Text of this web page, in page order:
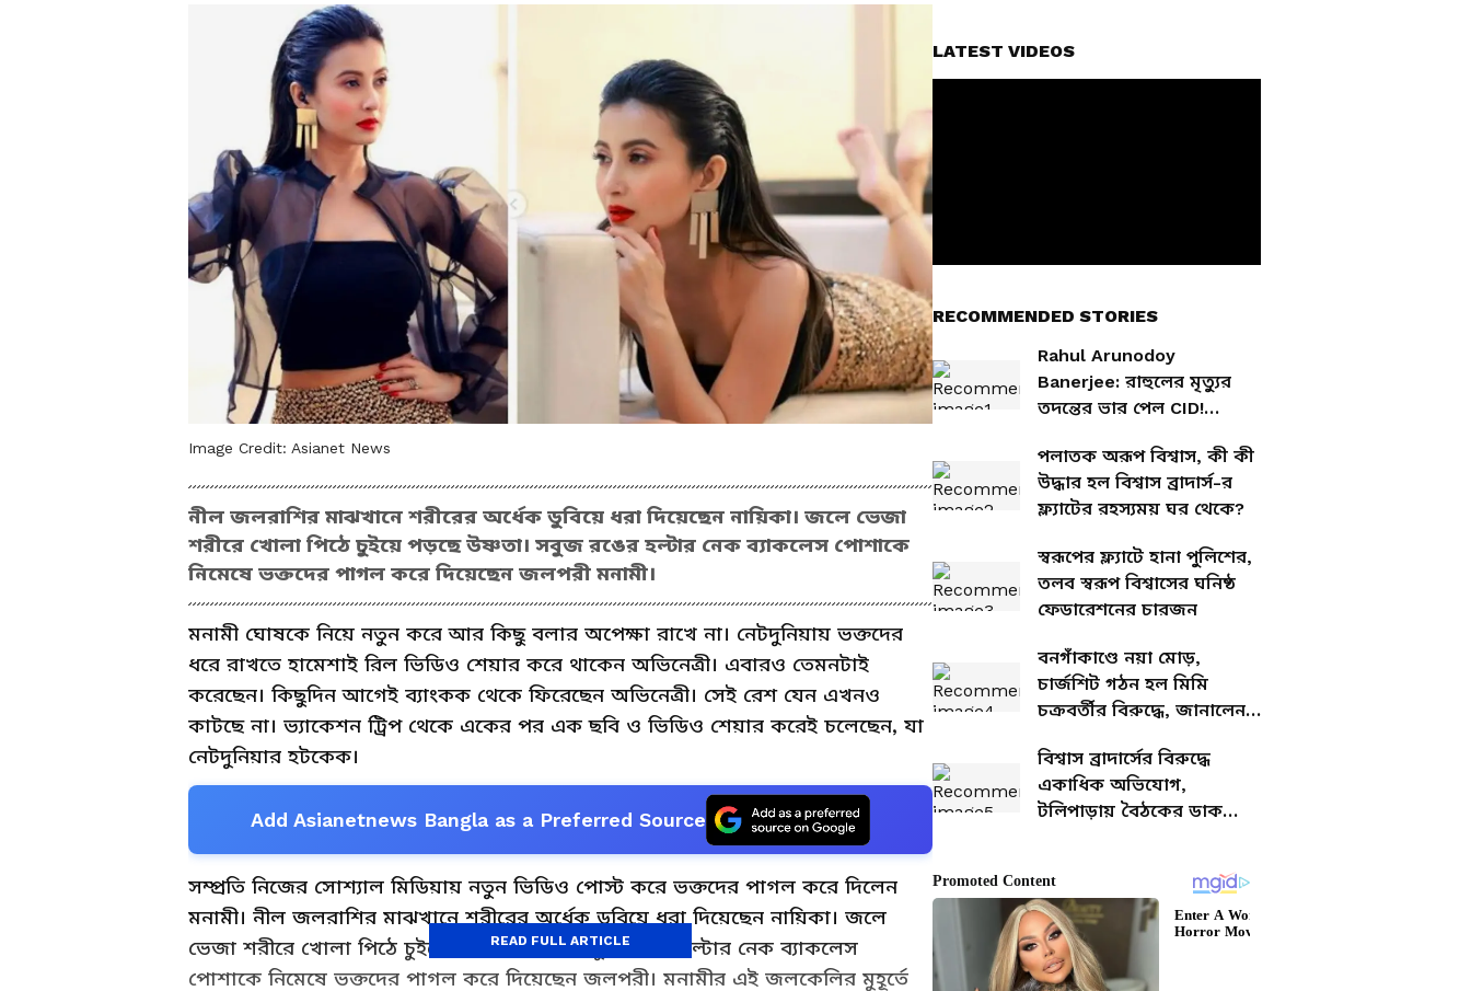
Image Credit: Asianet News
নীল জলরাশির মাঝখানে শরীরের অর্ধেক ডুবিয়ে ধরা দিয়েছেন নায়িকা। জলে ভেজা
শরীরে খোলা পিঠে চুইয়ে পড়ছে উষ্ণতা। সবুজ রঙের হল্টার নেক ব্যাকলেস পোশাকে
নিমেষে ভক্তদের পাগল করে দিয়েছেন জলপরী মনামী।
মনামী ঘোষকে নিয়ে নতুন করে আর কিছু বলার অপেক্ষা রাখে না। নেটদুনিয়ায় ভক্তদের
ধরে রাখতে হামেশাই রিল ভিডিও শেয়ার করে থাকেন অভিনেত্রী। এবারও তেমনটাই
করেছেন। কিছুদিন আগেই ব্যাংকক থেকে ফিরেছেন অভিনেত্রী। সেই রেশ যেন এখনও
কাটছে না। ভ্যাকেশন ট্রিপ থেকে একের পর এক ছবি ও ভিডিও শেয়ার করেই চলেছেন, যা
নেটদুনিয়ার হটকেক।
Add Asianetnews Bangla as a Preferred Source
সম্প্রতি নিজের সোশ্যাল মিডিয়ায় নতুন ভিডিও পোস্ট করে ভক্তদের পাগল করে দিলেন
মনামী। নীল জলরাশির মাঝখানে শরীরের অর্ধেক ডুবিয়ে ধরা দিয়েছেন নায়িকা। জলে
ভেজা শরীরে খোলা পিঠে চুইয়ে পড়ছে উষ্ণতা। সবুজ রঙের হল্টার নেক ব্যাকলেস
পোশাকে নিমেষে ভক্তদের পাগল করে দিয়েছেন জলপরী। মনামীর এই জলকেলির মুহূর্তে
READ FULL ARTICLE
LATEST VIDEOS
RECOMMENDED STORIES
Rahul Arunodoy
Banerjee: রাহুলের মৃত্যুর
তদন্তের ভার পেল CID!
জানতে মরিয়া মুখ্যমন্ত্রী
শুভেন্দু
পলাতক অরূপ বিশ্বাস, কী কী
উদ্ধার হল বিশ্বাস ব্রাদার্স-র
ফ্ল্যাটের রহস্যময় ঘর থেকে?
স্বরূপের ফ্ল্যাটে হানা পুলিশের,
তলব স্বরূপ বিশ্বাসের ঘনিষ্ঠ
ফেডারেশনের চারজন
বনগাঁকাণ্ডে নয়া মোড়,
চার্জশিট গঠন হল মিমি
চক্রবর্তীর বিরুদ্ধে, জানালেন
বিশ্বাস ব্রাদার্সের বিরুদ্ধে
একাধিক অভিযোগ,
টলিপাড়ায় বৈঠকের ডাক